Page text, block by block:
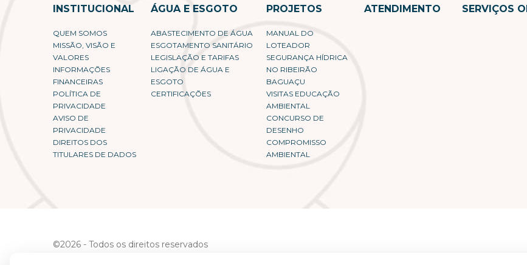
INSTITUCIONAL
QUEM SOMOS
MISSÃO, VISÃO E
VALORES
INFORMAÇÕES
FINANCEIRAS
POLÍTICA DE
PRIVACIDADE
AVISO DE
PRIVACIDADE
DIREITOS DOS
TITULARES DE DADOS
ÁGUA E ESGOTO
ABASTECIMENTO DE ÁGUA
ESGOTAMENTO SANITÁRIO
LEGISLAÇÃO E TARIFAS
LIGAÇÃO DE ÁGUA E
ESGOTO
CERTIFICAÇÕES
PROJETOS
MANUAL DO
LOTEADOR
SEGURANÇA HÍDRICA
NO RIBEIRÃO
BAGUAÇU
VISITAS EDUCAÇÃO
AMBIENTAL
CONCURSO DE
DESENHO
COMPROMISSO
AMBIENTAL
ATENDIMENTO SERVIÇOS
YouTube
©2026 - Todos os direitos reservados